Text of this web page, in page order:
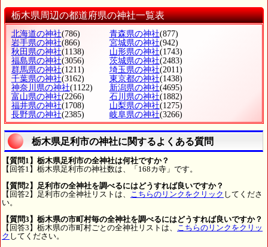
栃木県周辺の都道府県の神社一覧表
北海道の神社(786) 青森県の神社(877)
岩手県の神社(866) 宮城県の神社(942)
秋田県の神社(1138) 山形県の神社(1743)
福島県の神社(3056) 茨城県の神社(2483)
群馬県の神社(1211) 埼玉県の神社(2011)
千葉県の神社(3162) 東京都の神社(1438)
神奈川県の神社(1122) 新潟県の神社(4695)
富山県の神社(2266) 石川県の神社(1882)
福井県の神社(1708) 山梨県の神社(1275)
長野県の神社(2385) 岐阜県の神社(3266)
栃木県足利市の神社に関するよくある質問
【質問1】栃木県足利市の全神社は何社ですか？
【回答1】栃木県足利市の神社数は、「168カ寺」です。
【質問2】足利市の全神社を調べるにはどうすれば良いですか？
【回答2】足利市の全神社リストは、
こちらのリンクをクリック してくださ
い。
【質問3】栃木県の市町村毎の全神社を調べるにはどうすれば良いですか？
【回答3】栃木県の市町村ごとの全神社リストは、
こちらのリンクをクリッ
ク してください。